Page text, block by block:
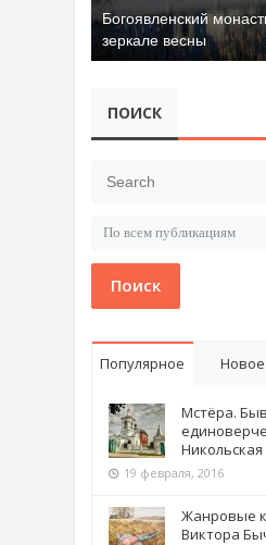
Богоявленский
зеркале весны
ПОИСК
Поиск
Популярное Новое
Мстёра.
Никольская
19 февраля, 2016
Жанровые
Виктора